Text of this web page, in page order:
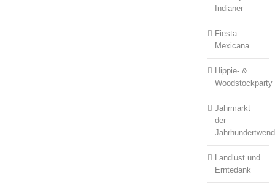
Indianer
Fiesta
Mexicana
Hippie- &
Woodstockparty
Jahrmarkt
der
Landlust und
Erntedank